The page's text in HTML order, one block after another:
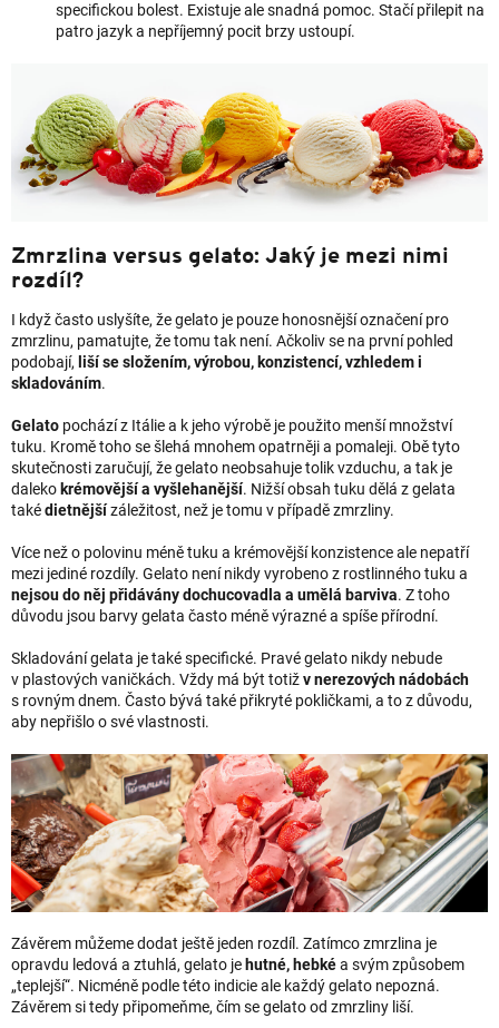
specifickou bolest. Existuje ale snadná pomoc. Stačí přilepit na
patro jazyk a nepříjemný pocit brzy ustoupí.
Zmrzlina versus gelato: Jaký je mezi nimi
rozdíl?
I když často uslyšíte, že gelato je pouze honosnější označení pro
zmrzlinu, pamatujte, že tomu tak není. Ačkoliv se na první pohled
podobají, liší se složením, výrobou, konzistencí, vzhledem i
skladováním.
Gelato pochází z Itálie a k jeho výrobě je použito menší množství
tuku. Kromě toho se šlehá mnohem opatrněji a pomaleji. Obě tyto
skutečnosti zaručují, že gelato neobsahuje tolik vzduchu, a tak je
daleko krémovější a vyšlehanější. Nižší obsah tuku dělá z gelata
takédietnějšízáležitost, než je tomu v případě zmrzliny.
Více než o polovinu méně tuku a krémovější konzistence ale nepatří
mezi jediné rozdíly. Gelato není nikdy vyrobeno z rostlinného tuku a
nejsou do něj přidávány dochucovadla a umělá barviva. Z toho
důvodu jsou barvy gelata často méně výrazné a spíše přírodní.
Skladování gelata je také specifické. Pravé gelato nikdy nebude
v plastových vaničkách. Vždy má být totižv nerezových nádobách
s rovným dnem. Často bývá také přikryté pokličkami, a to z důvodu,
aby nepřišlo o své vlastnosti.
Závěrem můžeme dodat ještě jeden rozdíl. Zatímco zmrzlina je
opravdu ledová a ztuhlá, gelato je hutné, hebkéa svým způsobem
„teplejší“. Nicméně podle této indicie ale každý gelato nepozná.
Závěrem si tedy připomeňme, čím se gelato od zmrzliny liší.